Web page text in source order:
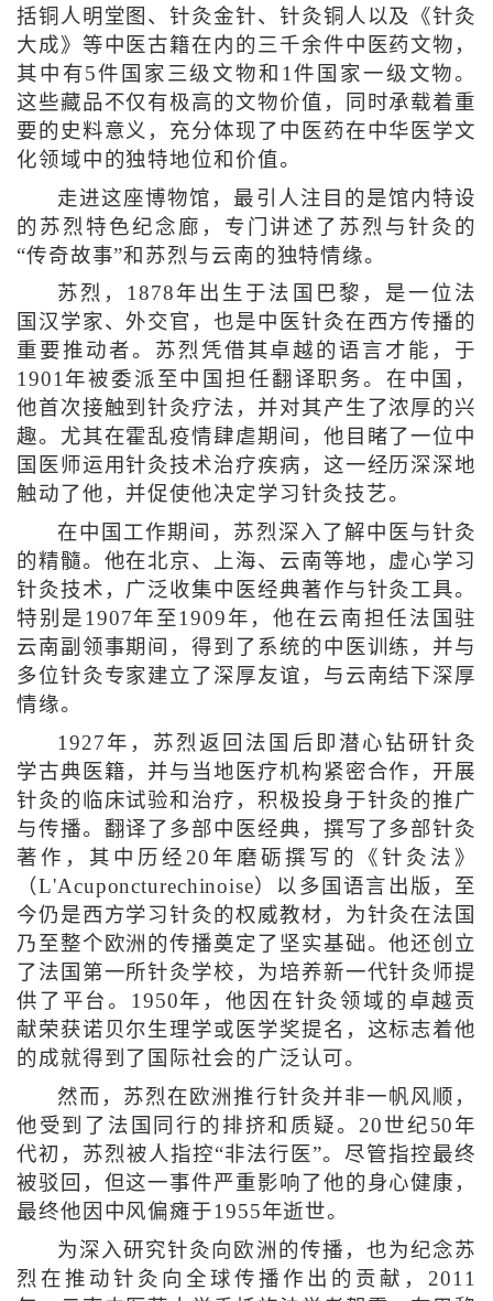
括铜人明堂图、针灸金针、针灸铜人以及《针灸
大成》等中医古籍在内的三千余件中医药文物，
其中有5件国家三级文物和1件国家一级文物。
这些藏品不仅有极高的文物价值，同时承载着重
要的史料意义，充分体现了中医药在中华医学文
化领域中的独特地位和价值。
走进这座博物馆，最引人注目的是馆内特设
的苏烈特色纪念廊，专门讲述了苏烈与针灸的
“传奇故事”和苏烈与云南的独特情缘。
苏烈，1878年出生于法国巴黎，是一位法
国汉学家、外交官，也是中医针灸在西方传播的
重要推动者。苏烈凭借其卓越的语言才能，于
1901年被委派至中国担任翻译职务。在中国，
他首次接触到针灸疗法，并对其产生了浓厚的兴
趣。尤其在霍乱疫情肆虐期间，他目睹了一位中
国医师运用针灸技术治疗疾病，这一经历深深地
触动了他，并促使他决定学习针灸技艺。
在中国工作期间，苏烈深入了解中医与针灸
的精髓。他在北京、上海、云南等地，虚心学习
针灸技术，广泛收集中医经典著作与针灸工具。
特别是1907年至1909年，他在云南担任法国驻
云南副领事期间，得到了系统的中医训练，并与
多位针灸专家建立了深厚友谊，与云南结下深厚
情缘。
1927年，苏烈返回法国后即潜心钻研针灸
学古典医籍，并与当地医疗机构紧密合作，开展
针灸的临床试验和治疗，积极投身于针灸的推广
与传播。翻译了多部中医经典，撰写了多部针灸
著作，其中历经20年磨砺撰写的《针灸法》
（L'Acuponcturechinoise）以多国语言出版，至
今仍是西方学习针灸的权威教材，为针灸在法国
乃至整个欧洲的传播奠定了坚实基础。他还创立
了法国第一所针灸学校，为培养新一代针灸师提
供了平台。1950年，他因在针灸领域的卓越贡
献荣获诺贝尔生理学或医学奖提名，这标志着他
的成就得到了国际社会的广泛认可。
然而，苏烈在欧洲推行针灸并非一帆风顺，
他受到了法国同行的排挤和质疑。20世纪50年
代初，苏烈被人指控“非法行医”。尽管指控最终
被驳回，但这一事件严重影响了他的身心健康，
最终他因中风偏瘫于1955年逝世。
为深入研究针灸向欧洲的传播，也为纪念苏
烈在推动针灸向全球传播作出的贡献，2011